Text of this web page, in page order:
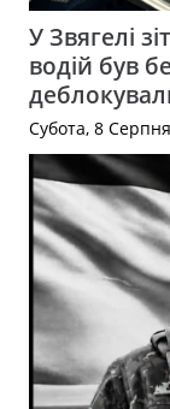
У Звягелі
водій був
Субота, 8